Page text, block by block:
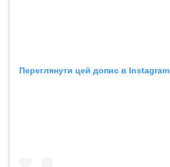
Переглянути цей допис в Instagram